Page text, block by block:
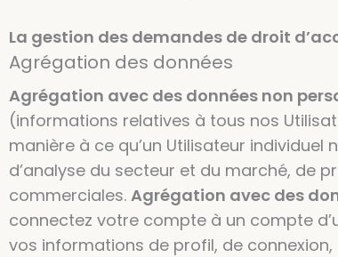
La gestion des demandes de droit
Agrégation des données
Agrégation avec des données non
(informations relatives à tous nos
manière à ce qu’un Utilisateur
d’analyse du secteur et du marché, de
commerciales. Agrégation avec des
connectez votre compte à un compte
vos informations de profil, de